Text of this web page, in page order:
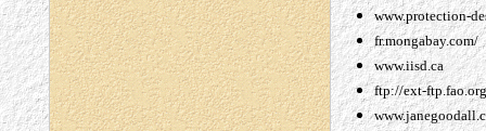
www.protection-
fr.mongabay.com/
www.iisd.ca
ftp://ext-